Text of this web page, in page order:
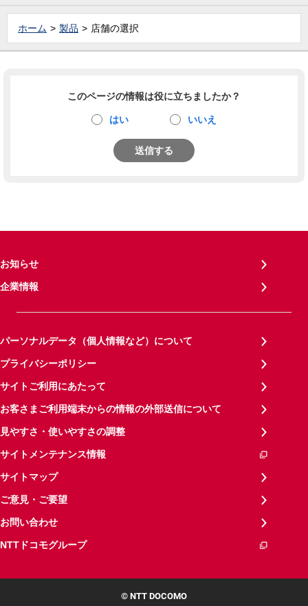
ホーム 製品 店舗の選択
このページの情報は役に立ちましたか？
はい いいえ
送信する
お知らせ
企業情報
パーソナルデータ（個人情報など）について
プライバシーポリシー
サイトご利用にあたって
お客さまご利用端末からの情報の外部送信について
見やすさ・使いやすさの調整
サイトメンテナンス情報
サイトマップ
ご意見・ご要望
お問い合わせ
NTTドコモグループ
© NTT DOCOMO